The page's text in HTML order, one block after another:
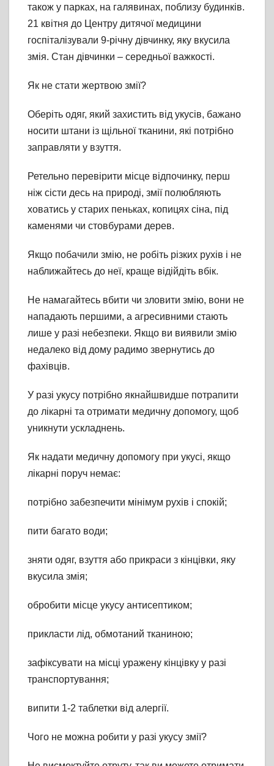
також у парках, на галявинах, поблизу будинків.
21 квітня до Центру дитячої медицини
госпіталізували 9-річну дівчинку, яку вкусила
змія. Стан дівчинки – середньої важкості.
Як не стати жертвою змії?
Оберіть одяг, який захистить від укусів, бажано
носити штани із щільної тканини, які потрібно
заправляти у взуття.
Ретельно перевірити місце відпочинку, перш
ніж сісти десь на природі, змії полюбляють
ховатись у старих пеньках, копицях сіна, під
каменями чи стовбурами дерев.
Якщо побачили змію, не робіть різких рухів і не
наближайтесь до неї, краще відійдіть вбік.
Не намагайтесь вбити чи зловити змію, вони не
нападають першими, а агресивними стають
лише у разі небезпеки. Якщо ви виявили змію
недалеко від дому радимо звернутись до
фахівців.
У разі укусу потрібно якнайшвидше потрапити
до лікарні та отримати медичну допомогу, щоб
уникнути ускладнень.
Як надати медичну допомогу при укусі, якщо
лікарні поруч немає:
потрібно забезпечити мінімум рухів і спокій;
пити багато води;
зняти одяг, взуття або прикраси з кінцівки, яку
вкусила змія;
обробити місце укусу антисептиком;
прикласти лід, обмотаний тканиною;
зафіксувати на місці уражену кінцівку у разі
транспортування;
випити 1-2 таблетки від алергії.
Чого не можна робити у разі укусу змії?